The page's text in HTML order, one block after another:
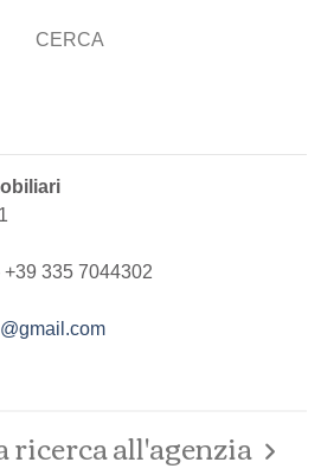
CERCA
335 7044302
ricerca all'agenzia